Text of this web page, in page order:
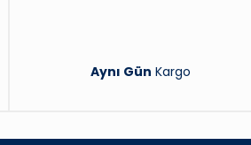
Aynı Gün Kargo